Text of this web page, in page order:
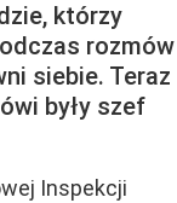
którzy
rozmów
siebie. Teraz
były szef
Inspekcji